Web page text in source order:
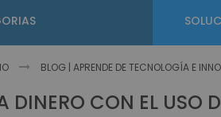
BLOG | APRENDE DE TECNOLOGÍA E
DINERO CON EL USO